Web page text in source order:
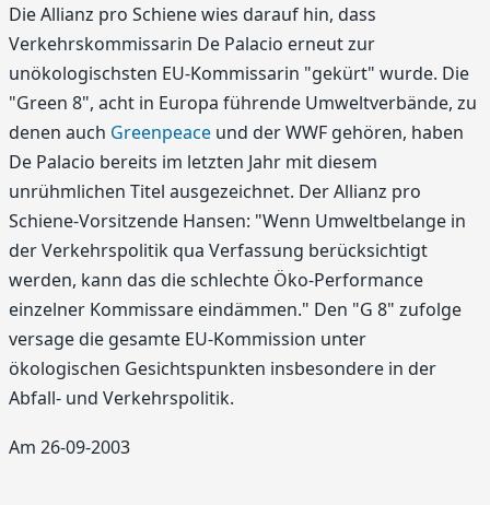
Die Allianz pro Schiene wies darauf hin, dass
Verkehrskommissarin De Palacio erneut zur
unökologischsten EU-Kommissarin "gekürt" wurde. Die
"Green 8", acht in Europa führende Umweltverbände, zu
denen auch Greenpeace und der WWF gehören, haben
De Palacio bereits im letzten Jahr mit diesem
unrühmlichen Titel ausgezeichnet. Der Allianz pro
Schiene-Vorsitzende Hansen: "Wenn Umweltbelange in
der Verkehrspolitik qua Verfassung berücksichtigt
werden, kann das die schlechte Öko-Performance
einzelner Kommissare eindämmen." Den "G 8" zufolge
versage die gesamte EU-Kommission unter
ökologischen Gesichtspunkten insbesondere in der
Abfall- und Verkehrspolitik.
Am 26-09-2003